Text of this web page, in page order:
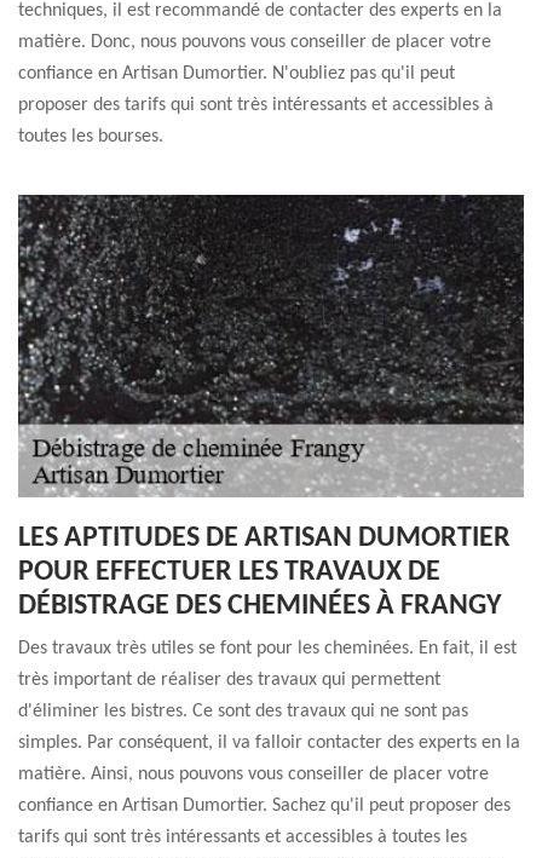
techniques, il est recommandé de contacter des experts en la
matière. Donc, nous pouvons vous conseiller de placer votre
confiance en Artisan Dumortier. N'oubliez pas qu'il peut
proposer des tarifs qui sont très intéressants et accessibles à
toutes les bourses.
LES APTITUDES DE ARTISAN DUMORTIER
POUR EFFECTUER LES TRAVAUX DE
DÉBISTRAGE DES CHEMINÉES À FRANGY
Des travaux très utiles se font pour les cheminées. En fait, il est
très important de réaliser des travaux qui permettent
d'éliminer les bistres. Ce sont des travaux qui ne sont pas
simples. Par conséquent, il va falloir contacter des experts en la
matière. Ainsi, nous pouvons vous conseiller de placer votre
confiance en Artisan Dumortier. Sachez qu'il peut proposer des
tarifs qui sont très intéressants et accessibles à toutes les